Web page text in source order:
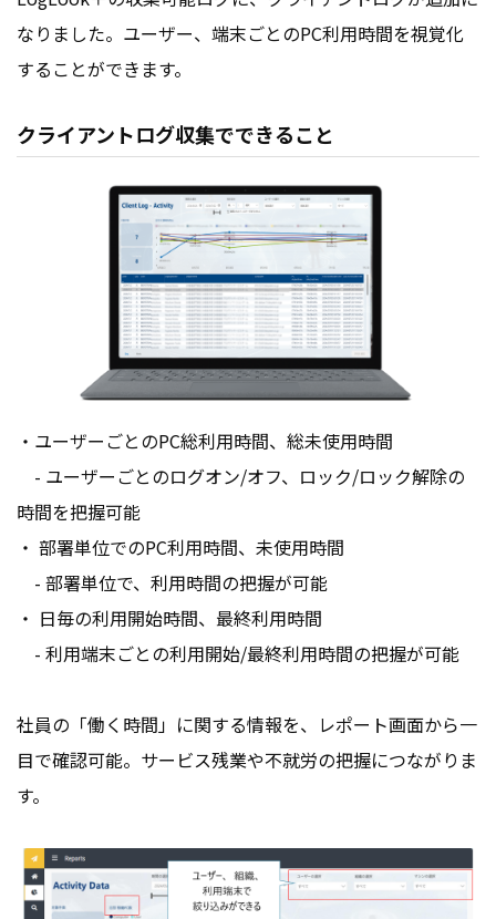
なりました。ユーザー、端末ごとのPC利用時間を視覚化
することができます。
クライアントログ収集でできること
・ユーザーごとのPC総利用時間、総未使用時間
- ユーザーごとのログオン/オフ、ロック/ロック解除の
時間を把握可能
・ 部署単位でのPC利用時間、未使用時間
- 部署単位で、利用時間の把握が可能
・ 日毎の利用開始時間、最終利用時間
- 利用端末ごとの利用開始/最終利用時間の把握が可能
社員の「働く時間」に関する情報を、レポート画面から一
目で確認可能。サービス残業や不就労の把握につながりま
す。